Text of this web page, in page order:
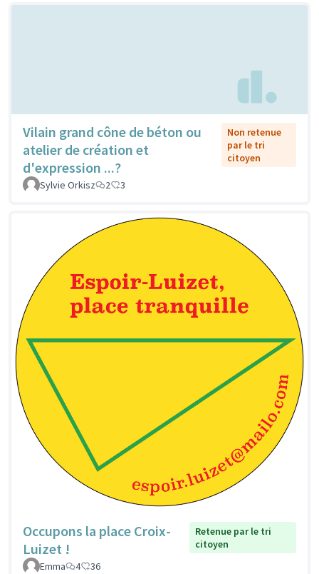
Vilain grand cône de béton ou
atelier de création et
d'expression ...?
Non retenue
par le tri
citoyen
Sylvie Orkisz 2 3
Occupons la place Croix-
Luizet !
Retenue par le tri
citoyen
Emma
4 36